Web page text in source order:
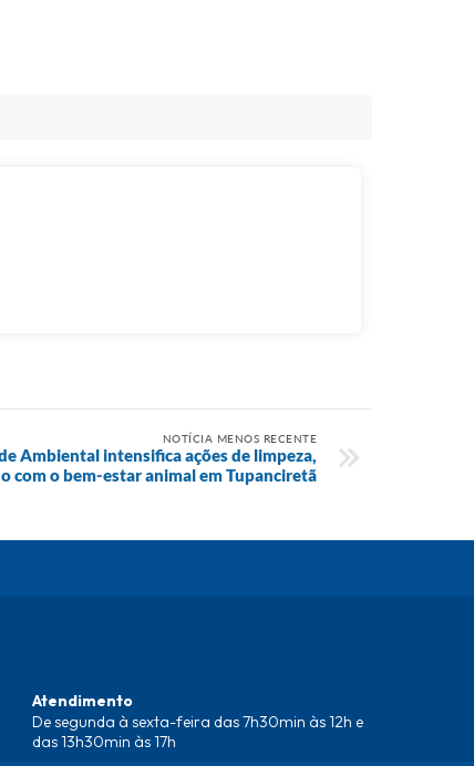
NOTÍCIA MENOS RECENTE
Ambiental intensifica ações de limpeza,
com o bem-estar animal em Tupanciretã
Atendimento
De segunda à sexta-feira das 7h30min às 12h e
das 13h30min às 17h